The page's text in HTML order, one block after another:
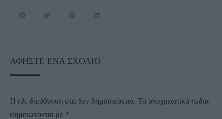
ΑΦΉΣΤΕ ΈΝΑ ΣΧΌΛΙΟ
Η ηλ. διεύθυνση σας δεν δημοσιεύεται. Τα υποχρεωτικά πεδία
σημειώνονται με *